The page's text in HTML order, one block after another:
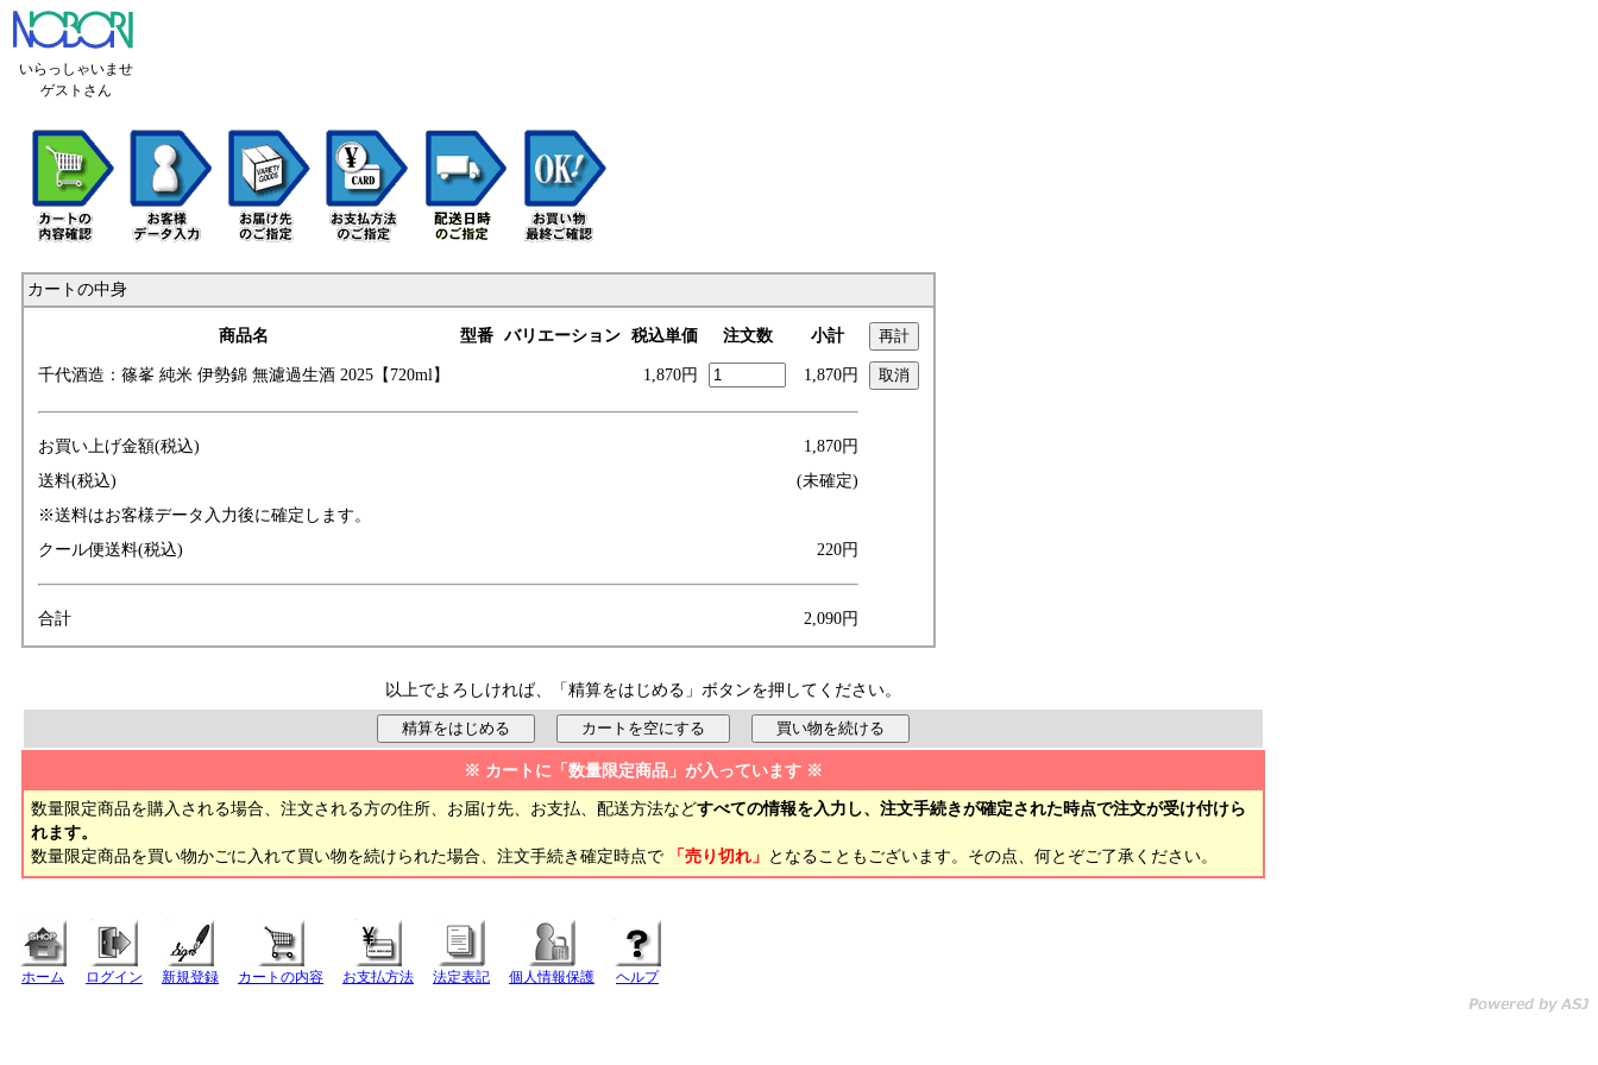
いらっしゃいませ
ゲストさん
カートの中身
商品名 型番 バリエーション 税込単価 注文数 小計
千代酒造：篠峯 純米 伊勢錦 無濾過生酒 2025【720ml】 1,870円 1,870円
お買い上げ金額(税込)
1,870円
送料(税込)
(未確定)
※送料はお客様データ入力後に確定します。
クール便送料(税込)
220円
合計 2,090円
以上でよろしければ、「精算をはじめる」ボタンを押してください。
※ カートに「数量限定商品」が入っています ※
数量限定商品を購入される場合、注文される方の住所、お届け先、お支払、配送方法などすべての情報を入力し、注文手続きが確定された時点で注文が受け付けら
れます。
数量限定商品を買い物かごに入れて買い物を続けられた場合、注文手続き確定時点で
「売り切れ」 となることもございます。その点、何とぞご了承ください。
ホーム ログイン 新規登録 カートの内容 お支払方法 法定表記 個人情報保護 ヘルプ